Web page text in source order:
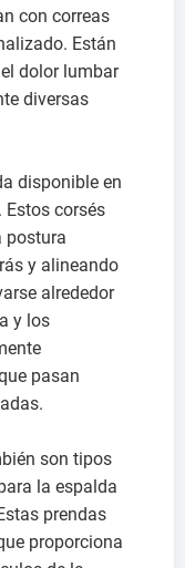
con correas
Están
dolor lumbar
diversas
disponible en
Estos corsés
postura
y alineando
alrededor
y los
pasan
son tipos
la espalda
prendas
proporciona